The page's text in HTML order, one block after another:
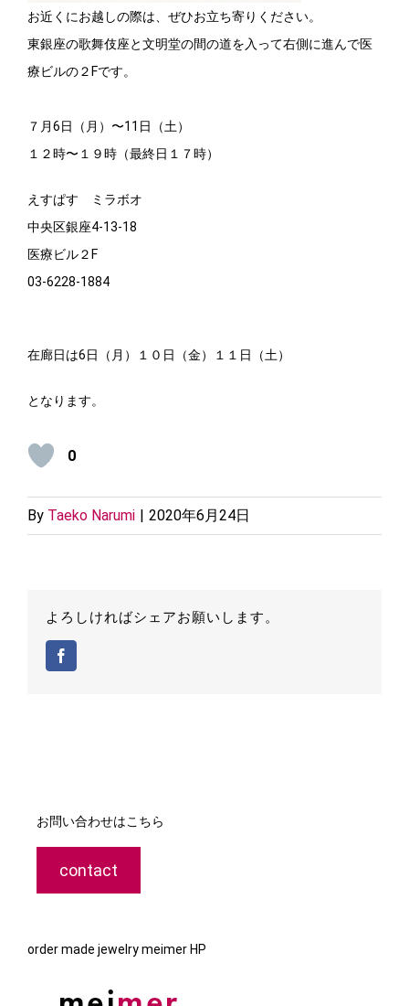
お近くにお越しの際は、ぜひお立ち寄りください。
東銀座の歌舞伎座と文明堂の間の道を入って右側に進んで医
療ビルの２Fです。
７月6日（月）〜11日（土）
１２時〜１９時（最終日１７時）
えすぱす ミラボオ
中央区銀座4-13-18
医療ビル２F
03-6228-1884
在廊日は6日（月）１０日（金）１１日（土）
となります。
0
By Taeko Narumi | 2020年6月24日
よろしければシェアお願いします。
お問い合わせはこちら
contact
order made jewelry meimer HP